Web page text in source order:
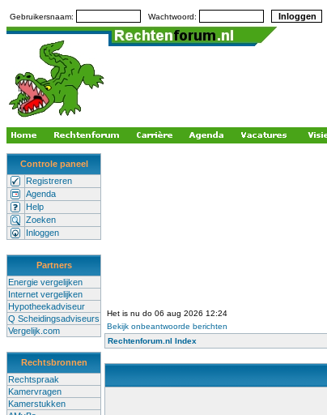
Gebruikersnaam: Wachtwoord:
Controle paneel
Registreren
Agenda
Help
Zoeken
Inloggen
Partners
Energie vergelijken
Internet vergelijken
Hypotheekadviseur
Q Scheidingsadviseurs
Vergelijk.com
Rechtsbronnen
Rechtspraak
Kamervragen
Kamerstukken
Het is nu do 06 aug 2026 12:24
Bekijk onbeantwoorde berichten
Rechtenforum.nl Index